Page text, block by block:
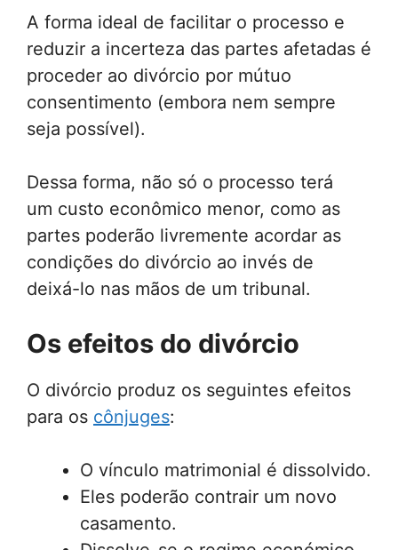
A forma ideal de facilitar o processo e
reduzir a incerteza das partes afetadas é
proceder ao divórcio por mútuo
consentimento (embora nem sempre
seja possível).
Dessa forma, não só o processo terá
um custo econômico menor, como as
partes poderão livremente acordar as
condições do divórcio ao invés de
deixá-lo nas mãos de um tribunal.
Os efeitos do divórcio
O divórcio produz os seguintes efeitos
para os cônjuges:
O vínculo matrimonial é dissolvido.
Eles poderão contrair um novo
casamento.